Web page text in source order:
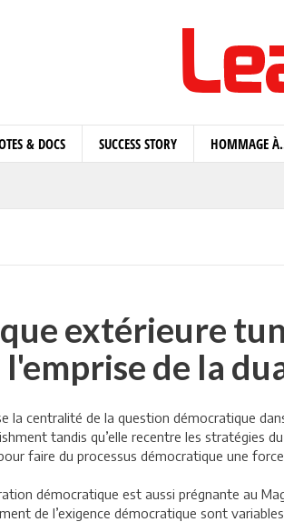
& DOCS SUCCESS STORY HOMMAGE
extérieure
l'emprise de la
la centralité de la question démocratique
tandis qu’elle recentre les stratégies
faire du processus démocratique une
démocratique est aussi prégnante au
de l’exigence démocratique sont